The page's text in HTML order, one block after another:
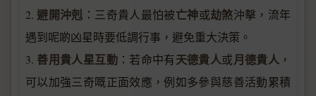
2. 避開沖剋 ：三奇貴人最怕被亡神或劫煞沖擊，流年
遇到呢啲凶星時要低調行事，避免重大決策。
3. 善用貴人星互動：若命中有天德貴人或月德貴人 ，
可以加強三奇嘅正面效應，例如多參與慈善活動累積